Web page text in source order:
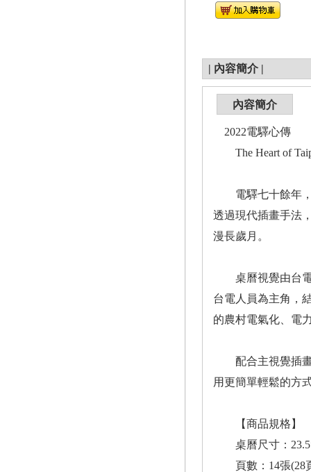
| 內容簡介 |
內容簡介
2022電驛心傳
The Heart of
電驛七十餘年，
透過現代插畫手法
漫長歲月。
桌曆視覺由台電
台電人員為主角，
的農村電氣化、電
配合主視覺插畫
用更簡單輕鬆的方
【商品規格】
桌曆尺寸：
頁數：14張(28